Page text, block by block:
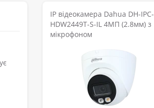
IP відеокамера Dahua DH-IPC-
HDW2449T-S-IL 4МП (2.8мм) з
мікрофоном